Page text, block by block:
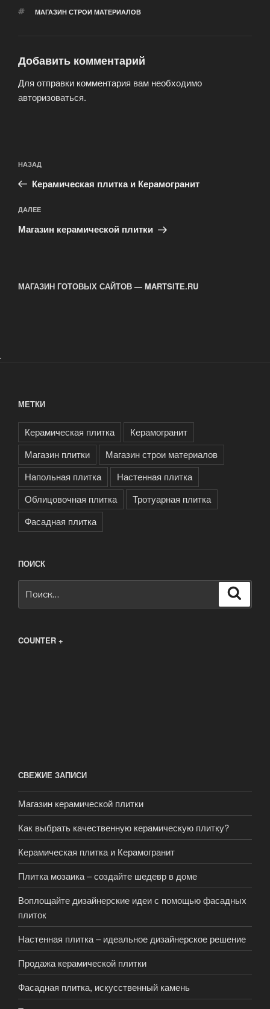
МЕТКИ
МАГАЗИН СТРОИ МАТЕРИАЛОВ
Добавить комментарий
Для отправки комментария вам необходимо
авторизоваться.
по
записям
Предыдущая
запись:
НАЗАД
Керамическая плитка и Керамогранит
Следующая
запись
ДАЛЕЕ
Магазин керамической плитки
МАГАЗИН ГОТОВЫХ САЙТОВ — MARTSITE.RU
.
МЕТКИ
Керамическая плитка
Керамогранит
Магазин плитки
Магазин строи материалов
Напольная плитка
Настенная плитка
Облицовочная плитка
Тротуарная плитка
Фасадная плитка
ПОИСК
COUNTER +
СВЕЖИЕ ЗАПИСИ
Магазин керамической плитки
Как выбрать качественную керамическую плитку?
Керамическая плитка и Керамогранит
Плитка мозаика – создайте шедевр в доме
Воплощайте дизайнерские идеи с помощью фасадных
плиток
Настенная плитка – идеальное дизайнерское решение
Продажа керамической плитки
Фасадная плитка, искусственный камень